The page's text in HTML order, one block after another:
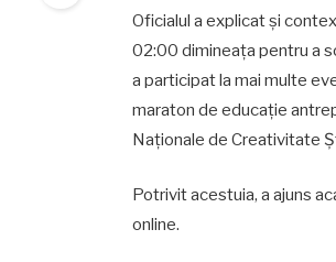
Oficialul a explicat și
02:00 dimineața pentru a
a participat la mai multe
maraton de educație
Naționale de Creativitate
Potrivit acestuia, a ajuns
online.